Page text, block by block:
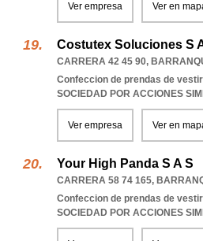
Ver empresa Ver en
Costutex Soluciones S
CARRERA 42 45 90,
Confeccion de prendas de
SOCIEDAD POR ACCIONES
Ver empresa Ver en
Your High Panda S A S
CARRERA 58 74 165,
Confeccion de prendas de
SOCIEDAD POR ACCIONES